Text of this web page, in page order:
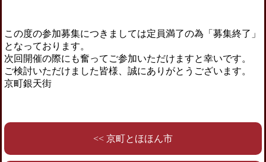
この度の参加募集につきましては定員満了の為「募集終了」
となっております。
次回開催の際にも奮ってご参加いただけますと幸いです。
ご検討いただけました皆様、誠にありがとうございます。
京町銀天街
<< 京町とほほん市